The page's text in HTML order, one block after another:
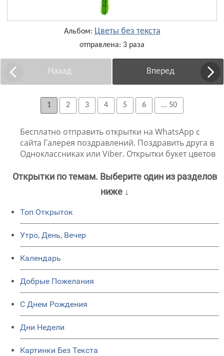
Альбом: Цветы без текста
отправлена: 3 раза
Назад Вперед
1 2 3 4 5 6 ... 50
Бесплатно отправить открытки на WhatsApp с
сайта Галерея поздравлений. Поздравить друга в
Одноклассниках или Viber. Открытки букет цветов
Открытки по темам. Выберите один из разделов
ниже ↓
Топ Открыток
Утро, День, Вечер
Календарь
Добрые Пожелания
C Днем Рождения
Дни Недели
Картинки Без Текста